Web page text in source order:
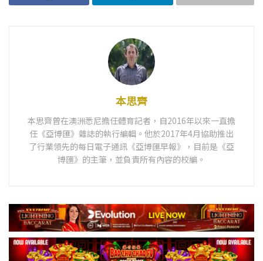
本思齊
本思齊曾在澳洲悉尼擔任體育記者，自2016年以來一直擔
任《亞博匯》雜誌的執行編輯。他於2017年4月協助推出
了行業領先的每日電子通訊《亞博匯早報》，目前是《亞
博匯》的主筆，並負責所有內容的校編。